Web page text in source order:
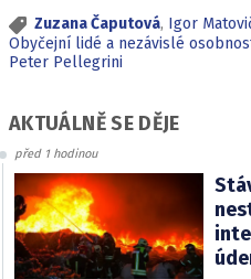
Zuzana Čaputová, Igor
Obyčejní lidé a nezávislé
Peter Pellegrini
AKTUÁLNĚ SE DĚJE
před 1 hodinou